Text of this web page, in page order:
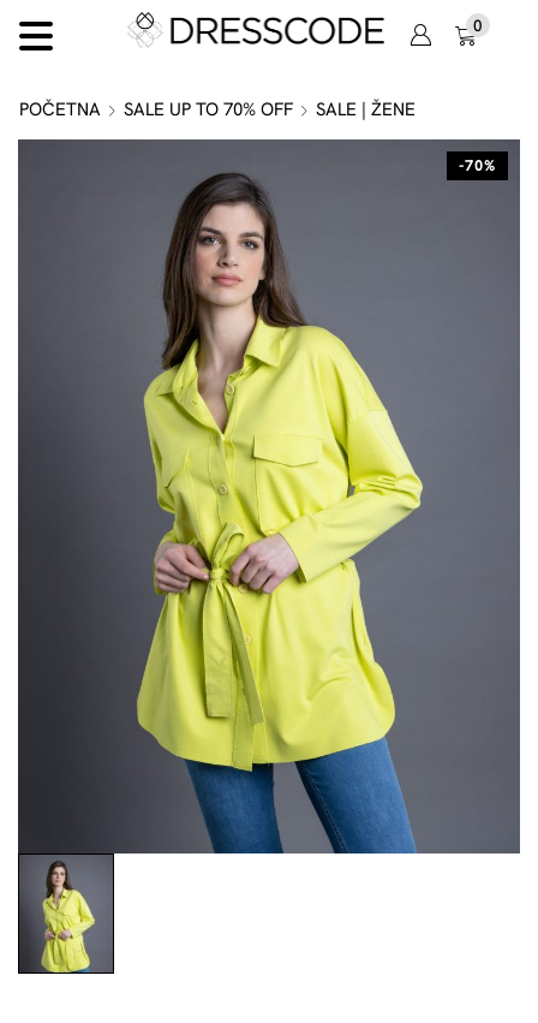
0
POČETNA SALE UP TO 70% OFF SALE | ŽENE
-70%